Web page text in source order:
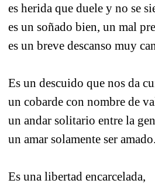
es herida que duele y no se
es un soñado bien, un mal
es un breve descanso muy
Es un descuido que nos da
un cobarde con nombre de
un andar solitario entre la
un amar solamente ser amado.
Es una libertad encarcelada,